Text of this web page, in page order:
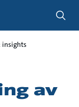
insights
av